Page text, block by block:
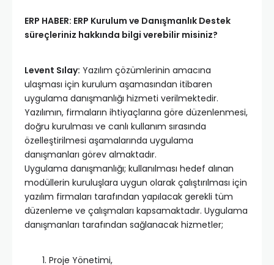
ERP HABER: ERP Kurulum ve Danışmanlık Destek
süreçleriniz hakkında bilgi verebilir misiniz?
Levent Sılay: Yazılım çözümlerinin amacına
ulaşması için kurulum aşamasından itibaren
uygulama danışmanlığı hizmeti verilmektedir.
Yazılımın, firmaların ihtiyaçlarına göre düzenlenmesi,
doğru kurulması ve canlı kullanım sırasında
özelleştirilmesi aşamalarında uygulama
danışmanları görev almaktadır.
Uygulama danışmanlığı; kullanılması hedef alınan
modüllerin kuruluşlara uygun olarak çalıştırılması için
yazılım firmaları tarafından yapılacak gerekli tüm
düzenleme ve çalışmaları kapsamaktadır. Uygulama
danışmanları tarafından sağlanacak hizmetler;
Proje Yönetimi,